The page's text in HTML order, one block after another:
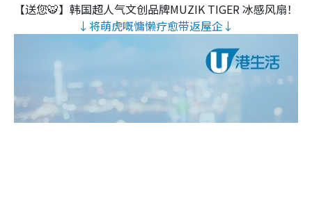
【送您🐯】韩国超人气文创品牌MUZIK TIGER 冰感风扇！
↓将萌虎嘅慵懒疗愈带返屋企↓